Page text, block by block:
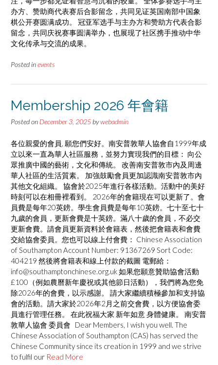
办方、赞助商代表赛后合影留念，共同见证英国南部中国象
棋公开赛圆满成功。 冠亚军选手与主办方和赞助方代表合影
留念，共同庆祝赛事圆满举办，也展现了社区携手推动中华
文化传承与交流的成果。
Posted inevents
Membership 2026 年會籍
Posted on December 3, 2025 bywebadmin
各位親愛的會員, 願您們安好。南安普敦華人協會自1999年成
立以來一直為華人社區服務，並努力實現我們的目標： 向公
眾推廣中國的藝術，文化和傳統。 改善南安普敦市內及周邊
華人社區的生活質素。 加強鼓勵會員更加認識南安普敦市內
其他文化組織。 協會於2025年進行各樣活動。活動中的美好
時刻可以在相冊裡看到。 2026年的會籍現在可以更新了。會
員費是每年20英鎊。學生會員費是每年10英鎊。七十至七十
九歲的會員，更新會費是十英鎊。滿八十歲的會員，不必交
更新會費。請會員更新資料於會籍表，然後把會籍表和會費
交給協會委員。您也可以線上付會費： Chinese Association
of Southampton Account Number: 91367269 Sort Code:
404219 然後將會籍表和線上付款的截圖 電郵給：
info@southamptonchinese.org.uk 如果您願意贊助協會活動
£100（例如農曆新年慶祝或其他節日活動），我們將為您免
除2026年的會費，以示感謝。 請大家繼續積極參加和支持協
會的活動。請大家於2026年2月之前交會費，以方便協會委
員進行管理任務。 在此祝福大家 新年如意 身體健康。 南安普
敦華人協會 委員會 Dear Members, I wish you well. The
Chinese Association of Southampton (CAS) has served the
Chinese Community since its creation in 1999 and we strive
to fulfil our Read More